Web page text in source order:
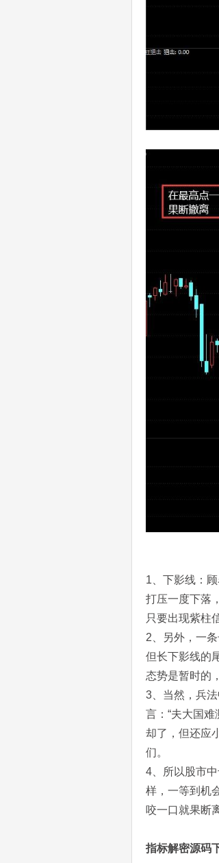
1、下影线：
打压一度下落
只要出现紫柱
2、另外，一
但长下影线的
态势是暂时的
3、当然，兵
言：“夫大国
却了，但还应
们。
4、所以股市
样，一等到机
咬一口就果断
指标解密源码